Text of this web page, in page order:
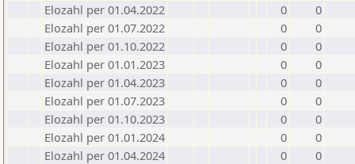
Elozahl per 01.04.2022
0
0
Elozahl per 01.07.2022
0
0
Elozahl per 01.10.2022
0
0
Elozahl per 01.01.2023
0
0
Elozahl per 01.04.2023
0
0
Elozahl per 01.07.2023
0
0
Elozahl per 01.10.2023
0
0
Elozahl per 01.01.2024
0
0
Elozahl per 01.04.2024
0
0